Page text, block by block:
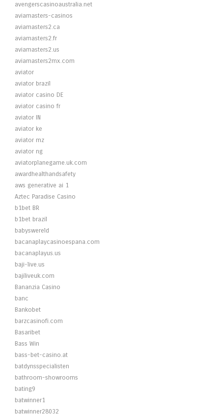
avengerscasinoaustralia.net
aviamasters-casinos
aviamasters2.ca
aviamasters2.fr
aviamasters2.us
aviamasters2mx.com
aviator
aviator brazil
aviator casino DE
aviator casino fr
aviator IN
aviator ke
aviator mz
aviator ng
aviatorplanegame.uk.com
awardhealthandsafety
aws generative ai 1
Aztec Paradise Casino
b1bet BR
b1bet brazil
babyswereld
bacanaplaycasinoespana.com
bacanaplayus.us
baji-live.us
bajiliveuk.com
Bananzia Casino
banc
Bankobet
barzcasinofi.com
Basaribet
Bass Win
bass-bet-casino.at
batdynsspecialisten
bathroom-showrooms
bating9
batwinner1
batwinner28032